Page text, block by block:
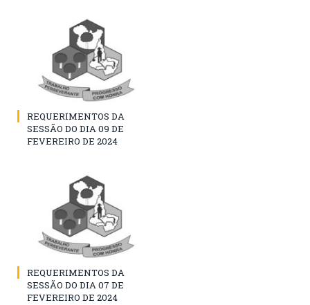
REQUERIMENTOS DA
SESSÃO DO DIA 09 DE
FEVEREIRO DE 2024
REQUERIMENTOS DA
SESSÃO DO DIA 07 DE
FEVEREIRO DE 2024